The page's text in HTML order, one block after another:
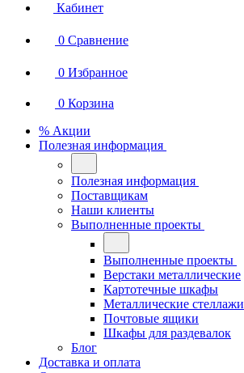
Кабинет
0 Сравнение
0 Избранное
0 Корзина
% Акции
Полезная информация
Полезная информация
Поставщикам
Наши клиенты
Выполненные проекты
Выполненные проекты
Верстаки металлические
Картотечные шкафы
Металлические стеллажи
Почтовые ящики
Шкафы для раздевалок
Блог
Доставка и оплата